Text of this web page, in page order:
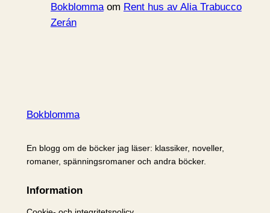
Bokblommaom Rent hus av Alia Trabucco
Zerán
Bokblomma
En blogg om de böcker jag läser: klassiker, noveller,
romaner, spänningsromaner och andra böcker.
Information